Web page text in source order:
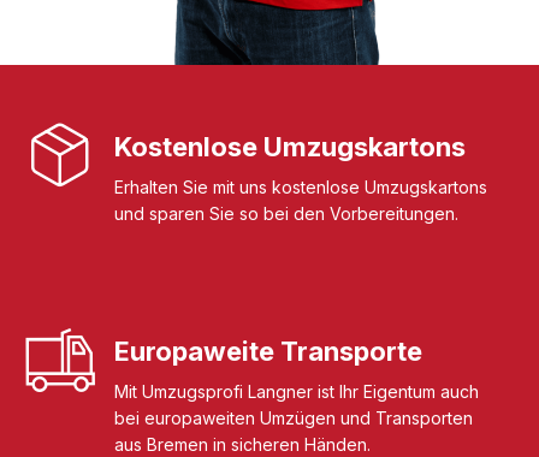
Kostenlose Umzugskartons
Erhalten Sie mit uns kostenlose Umzugskartons
und sparen Sie so bei den Vorbereitungen.
Europaweite Transporte
Mit Umzugsprofi Langner ist Ihr Eigentum auch
bei europaweiten Umzügen und Transporten
aus Bremen in sicheren Händen.